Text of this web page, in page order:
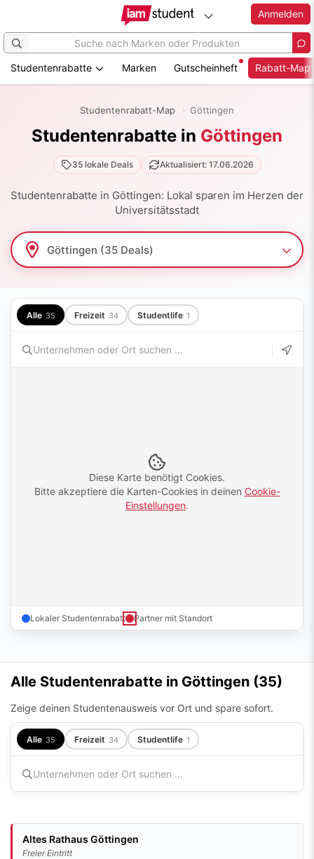
Anmelden
Studentenrabatte Marken Gutscheinheft Rabatt-Map
Studentenrabatt-Map Göttingen
Studentenrabatte in Göttingen
35 lokale Deals Aktualisiert: 17.06.2026
Studentenrabatte in Göttingen: Lokal sparen im Herzen der
Universitätsstadt
Alle 35 Freizeit 34 Studentlife 1
Diese Karte benötigt Cookies.
Bitte akzeptiere die Karten-Cookies in deinen Cookie-
Einstellungen.
Lokaler Studentenrabatt Partner mit Standort
Alle Studentenrabatte in Göttingen (35)
Zeige deinen Studentenausweis vor Ort und spare sofort.
Alle 35 Freizeit 34 Studentlife 1
Altes Rathaus Göttingen
Freier Eintritt